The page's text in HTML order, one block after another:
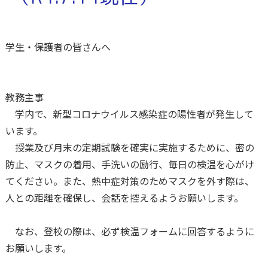
学生・保護者の皆さんへ
教務主事
学内で、新型コロナウイルス感染症の陽性者が発生して
います。
授業及び月末の定期試験を確実に実施するために、密の
防止、マスクの着用、手洗いの励行、毎日の検温を心がけ
てください。また、熱中症対策のためマスクを外す際は、
人との距離を確保し、会話を控えるようお願いします。
なお、登校の際は、必ず検温フォームに回答するように
お願いします。